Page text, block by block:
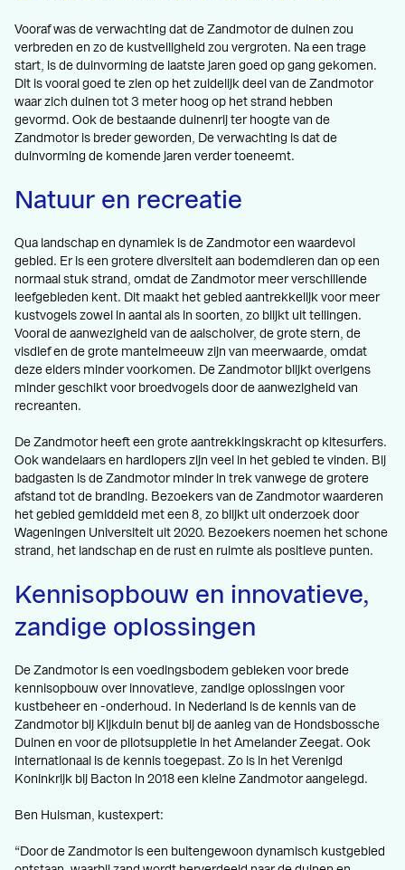
Vooraf was de verwachting dat de Zandmotor de duinen zou
verbreden en zo de kustveiligheid zou vergroten. Na een trage
start, is de duinvorming de laatste jaren goed op gang gekomen.
Dit is vooral goed te zien op het zuidelijk deel van de Zandmotor
waar zich duinen tot 3 meter hoog op het strand hebben
gevormd. Ook de bestaande duinenrij ter hoogte van de
Zandmotor is breder geworden, De verwachting is dat de
duinvorming de komende jaren verder toeneemt.
Natuur en recreatie
Qua landschap en dynamiek is de Zandmotor een waardevol
gebied. Er is een grotere diversiteit aan bodemdieren dan op een
normaal stuk strand, omdat de Zandmotor meer verschillende
leefgebieden kent. Dit maakt het gebied aantrekkelijk voor meer
kustvogels zowel in aantal als in soorten, zo blijkt uit tellingen.
Vooral de aanwezigheid van de aalscholver, de grote stern, de
visdief en de grote mantelmeeuw zijn van meerwaarde, omdat
deze elders minder voorkomen. De Zandmotor blijkt overigens
minder geschikt voor broedvogels door de aanwezigheid van
recreanten.
De Zandmotor heeft een grote aantrekkingskracht op kitesurfers.
Ook wandelaars en hardlopers zijn veel in het gebied te vinden. Bij
badgasten is de Zandmotor minder in trek vanwege de grotere
afstand tot de branding. Bezoekers van de Zandmotor waarderen
het gebied gemiddeld met een 8, zo blijkt uit onderzoek door
Wageningen Universiteit uit 2020. Bezoekers noemen het schone
strand, het landschap en de rust en ruimte als positieve punten.
Kennisopbouw en innovatieve,
zandige oplossingen
De Zandmotor is een voedingsbodem gebleken voor brede
kennisopbouw over innovatieve, zandige oplossingen voor
kustbeheer en -onderhoud. In Nederland is de kennis van de
Zandmotor bij Kijkduin benut bij de aanleg van de Hondsbossche
Duinen en voor de pilotsuppletie in het Amelander Zeegat. Ook
internationaal is de kennis toegepast. Zo is in het Verenigd
Koninkrijk bij Bacton in 2018 een kleine Zandmotor aangelegd.
Ben Huisman, kustexpert:
“Door de Zandmotor is een buitengewoon dynamisch kustgebied